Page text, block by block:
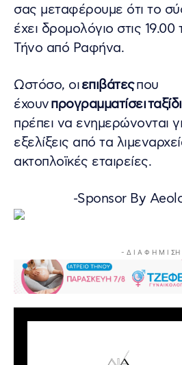
σας μεταφέρουμε ότι το
έχει δρομολόγιο στις
Τήνο από Ραφήνα.
Ωστόσο, οιεπιβάτεςπου
έχουνπρογραμματίσειταξίδι
πρέπει να ενημερώνονται
εξελίξεις από τα
ακτοπλοϊκές εταιρείες.
-Sponsor By
- Δ Ι Α Φ Η Μ Ι ΣΗ